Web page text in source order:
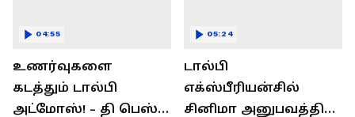
உணர்வுகளை
கடத்தும் டால்பி
அட்மோஸ்! - தி பெஸ்ட்
04:55
டால்பி
எக்ஸ்பீரியன்சில்
சினிமா அனுபவத்தில்
05:24